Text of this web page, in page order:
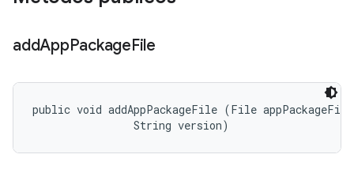
addAppPackageFile
public void addAppPackageFile (File
                String version)